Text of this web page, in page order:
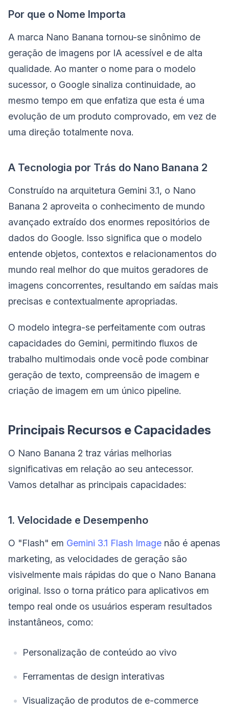
Por que o Nome Importa
A marca Nano Banana tornou-se sinônimo de
geração de imagens por IA acessível e de alta
qualidade. Ao manter o nome para o modelo
sucessor, o Google sinaliza continuidade, ao
mesmo tempo em que enfatiza que esta é uma
evolução de um produto comprovado, em vez de
uma direção totalmente nova.
A Tecnologia por Trás do Nano Banana 2
Construído na arquitetura Gemini 3.1, o Nano
Banana 2 aproveita o conhecimento de mundo
avançado extraído dos enormes repositórios de
dados do Google. Isso significa que o modelo
entende objetos, contextos e relacionamentos do
mundo real melhor do que muitos geradores de
imagens concorrentes, resultando em saídas mais
precisas e contextualmente apropriadas.
O modelo integra-se perfeitamente com outras
capacidades do Gemini, permitindo fluxos de
trabalho multimodais onde você pode combinar
geração de texto, compreensão de imagem e
criação de imagem em um único pipeline.
Principais Recursos e Capacidades
O Nano Banana 2 traz várias melhorias
significativas em relação ao seu antecessor.
Vamos detalhar as principais capacidades:
1. Velocidade e Desempenho
O "Flash" em Gemini 3.1 Flash Image não é apenas
marketing, as velocidades de geração são
visivelmente mais rápidas do que o Nano Banana
original. Isso o torna prático para aplicativos em
tempo real onde os usuários esperam resultados
instantâneos, como:
Personalização de conteúdo ao vivo
Ferramentas de design interativas
Visualização de produtos de e-commerce